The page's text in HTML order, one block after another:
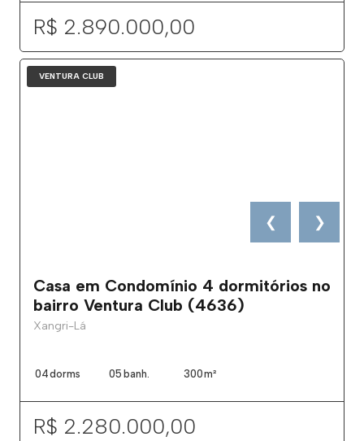
R$ 2.890.000,00
❮ ❯
VENTURA CLUB
Casa em Condomínio 4 dormitórios no
bairro Ventura Club (4636)
Xangri-Lá
04dorms 05 banh. 300m²
R$ 2.280.000,00